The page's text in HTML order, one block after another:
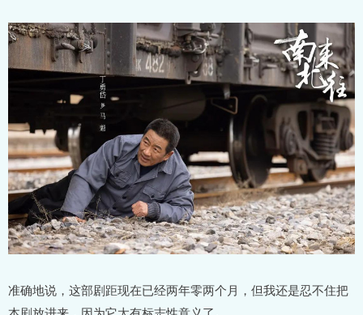
准确地说，这部剧距现在已经两年零两个月，但我还是忍不住把